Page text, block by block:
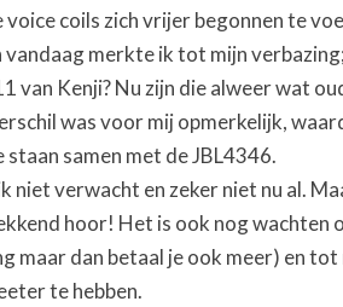
voice coils zich vrijer begonnen te
merkte ik tot mijn
van Kenji? Nu zijn die alweer wat
was voor mij opmerkelijk,
staan samen met de JBL4346.
niet verwacht en zeker niet nu al.
hoor! Het is ook nog wachten
maar dan betaal je ook meer) en
te hebben.